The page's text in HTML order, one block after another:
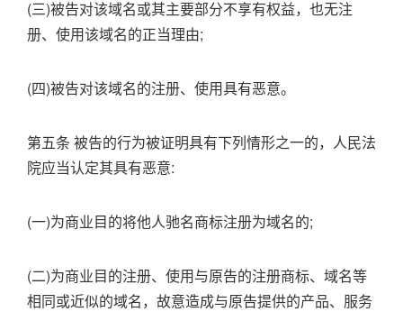
(三)被告对该域名或其主要部分不享有权益，也无注
册、使用该域名的正当理由;
(四)被告对该域名的注册、使用具有恶意。
第五条 被告的行为被证明具有下列情形之一的，人民法
院应当认定其具有恶意:
(一)为商业目的将他人驰名商标注册为域名的;
(二)为商业目的注册、使用与原告的注册商标、域名等
相同或近似的域名，故意造成与原告提供的产品、服务